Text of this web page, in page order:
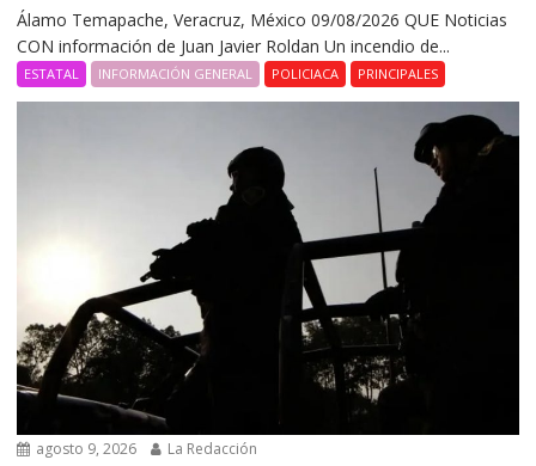
Álamo Temapache, Veracruz, México 09/08/2026 QUE Noticias
CON información de Juan Javier Roldan Un incendio de...
ESTATAL INFORMACIÓN GENERAL POLICIACA PRINCIPALES
agosto 9, 2026 La Redacción